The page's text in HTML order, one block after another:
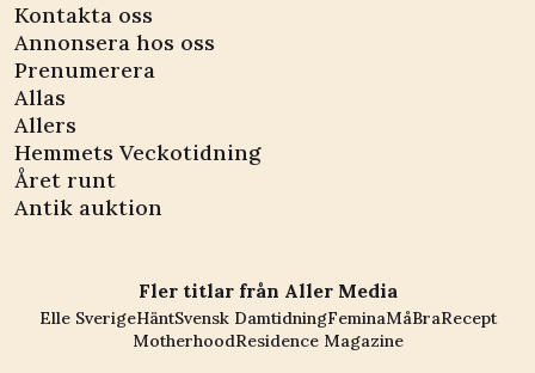
Kontakta oss
Annonsera hos oss
Prenumerera
Allas
Allers
Hemmets Veckotidning
Året runt
Antik auktion
Fler titlar från Aller Media
Elle SverigeHäntSvensk DamtidningFeminaMåBraRecept
MotherhoodResidence Magazine